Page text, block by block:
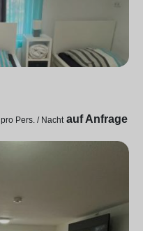
pro Pers. / Nacht auf Anfrage